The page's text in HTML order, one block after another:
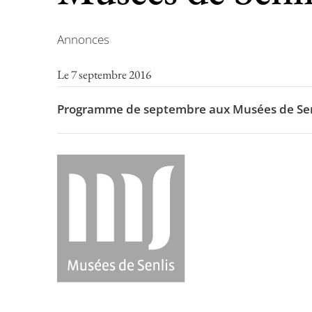
Annonces
Le 7 septembre 2016
Programme de septembre aux Musées de